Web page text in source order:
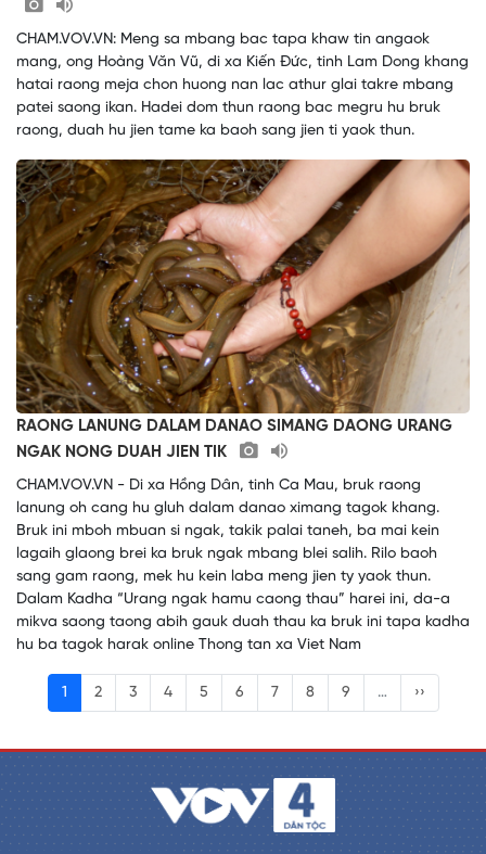
CHAM.VOV.VN: Meng sa mbang bac tapa khaw tin angaok
mang, ong Hoàng Văn Vũ, di xa Kiến Đức, tinh Lam Dong khang
hatai raong meja chon huong nan lac athur glai takre mbang
patei saong ikan. Hadei dom thun raong bac megru hu bruk
raong, duah hu jien tame ka baoh sang jien ti yaok thun.
RAONG LANUNG DALAM DANAO SIMANG DAONG URANG
NGAK NONG DUAH JIEN TIK
CHAM.VOV.VN - Di xa Hồng Dân, tinh Ca Mau, bruk raong
lanung oh cang hu gluh dalam danao ximang tagok khang.
Bruk ini mboh mbuan si ngak, takik palai taneh, ba mai kein
lagaih glaong brei ka bruk ngak mbang blei salih. Rilo baoh
sang gam raong, mek hu kein laba meng jien ty yaok thun.
Dalam Kadha “Urang ngak hamu caong thau” harei ini, da-a
mikva saong taong abih gauk duah thau ka bruk ini tapa kadha
hu ba tagok harak online Thong tan xa Viet Nam
1 2 3 4 5 6 7 8 9 … ››